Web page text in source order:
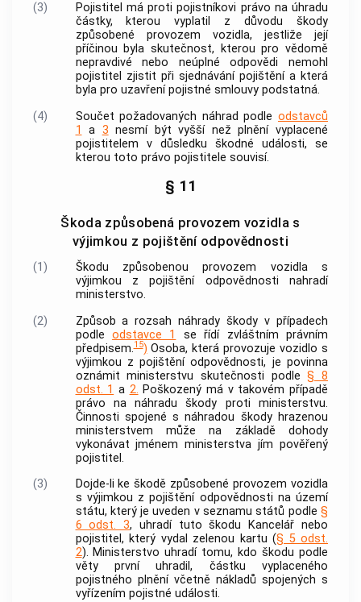
(3)
Pojistitel má proti pojistníkovi právo na úhradu
částky, kterou vyplatil z důvodu škody
způsobené provozem vozidla, jestliže její
příčinou byla skutečnost, kterou pro vědomě
nepravdivé nebo neúplné odpovědi nemohl
pojistitel zjistit při sjednávání pojištění a která
byla pro uzavření pojistné smlouvy podstatná.
(4)
Součet požadovaných náhrad podle odstavců
1
a 3 nesmí být vyšší než plnění vyplacené
pojistitelem v důsledku škodné události, se
kterou toto právo pojistitele souvisí.
§ 11
Škoda způsobená provozem vozidla s
výjimkou z pojištění odpovědnosti
(1)
Škodu způsobenou provozem vozidla s
výjimkou z pojištění odpovědnosti nahradí
ministerstvo.
(2)
Způsob a rozsah náhrady škody v případech
podle odstavce 1
se řídí zvláštním právním
předpisem.15) Osoba, která provozuje vozidlo s
výjimkou z pojištění odpovědnosti, je povinna
oznámit ministerstvu skutečnosti podle§ 8
odst. 1 a 2. Poškozený má v takovém případě
právo na náhradu škody proti ministerstvu.
Činnosti spojené s náhradou škody hrazenou
ministerstvem může na základě dohody
vykonávat jménem ministerstva jím pověřený
pojistitel.
(3)
Dojde-li ke škodě způsobené provozem vozidla
s výjimkou z pojištění odpovědnosti na území
státu, který je uveden v seznamu států podle §
6 odst. 3, uhradí tuto škodu Kancelář nebo
pojistitel, který vydal zelenou kartu (§ 5 odst.
2). Ministerstvo uhradí tomu, kdo škodu podle
věty první uhradil, částku vyplaceného
pojistného plnění včetně nákladů spojených s
vyřízením pojistné události.